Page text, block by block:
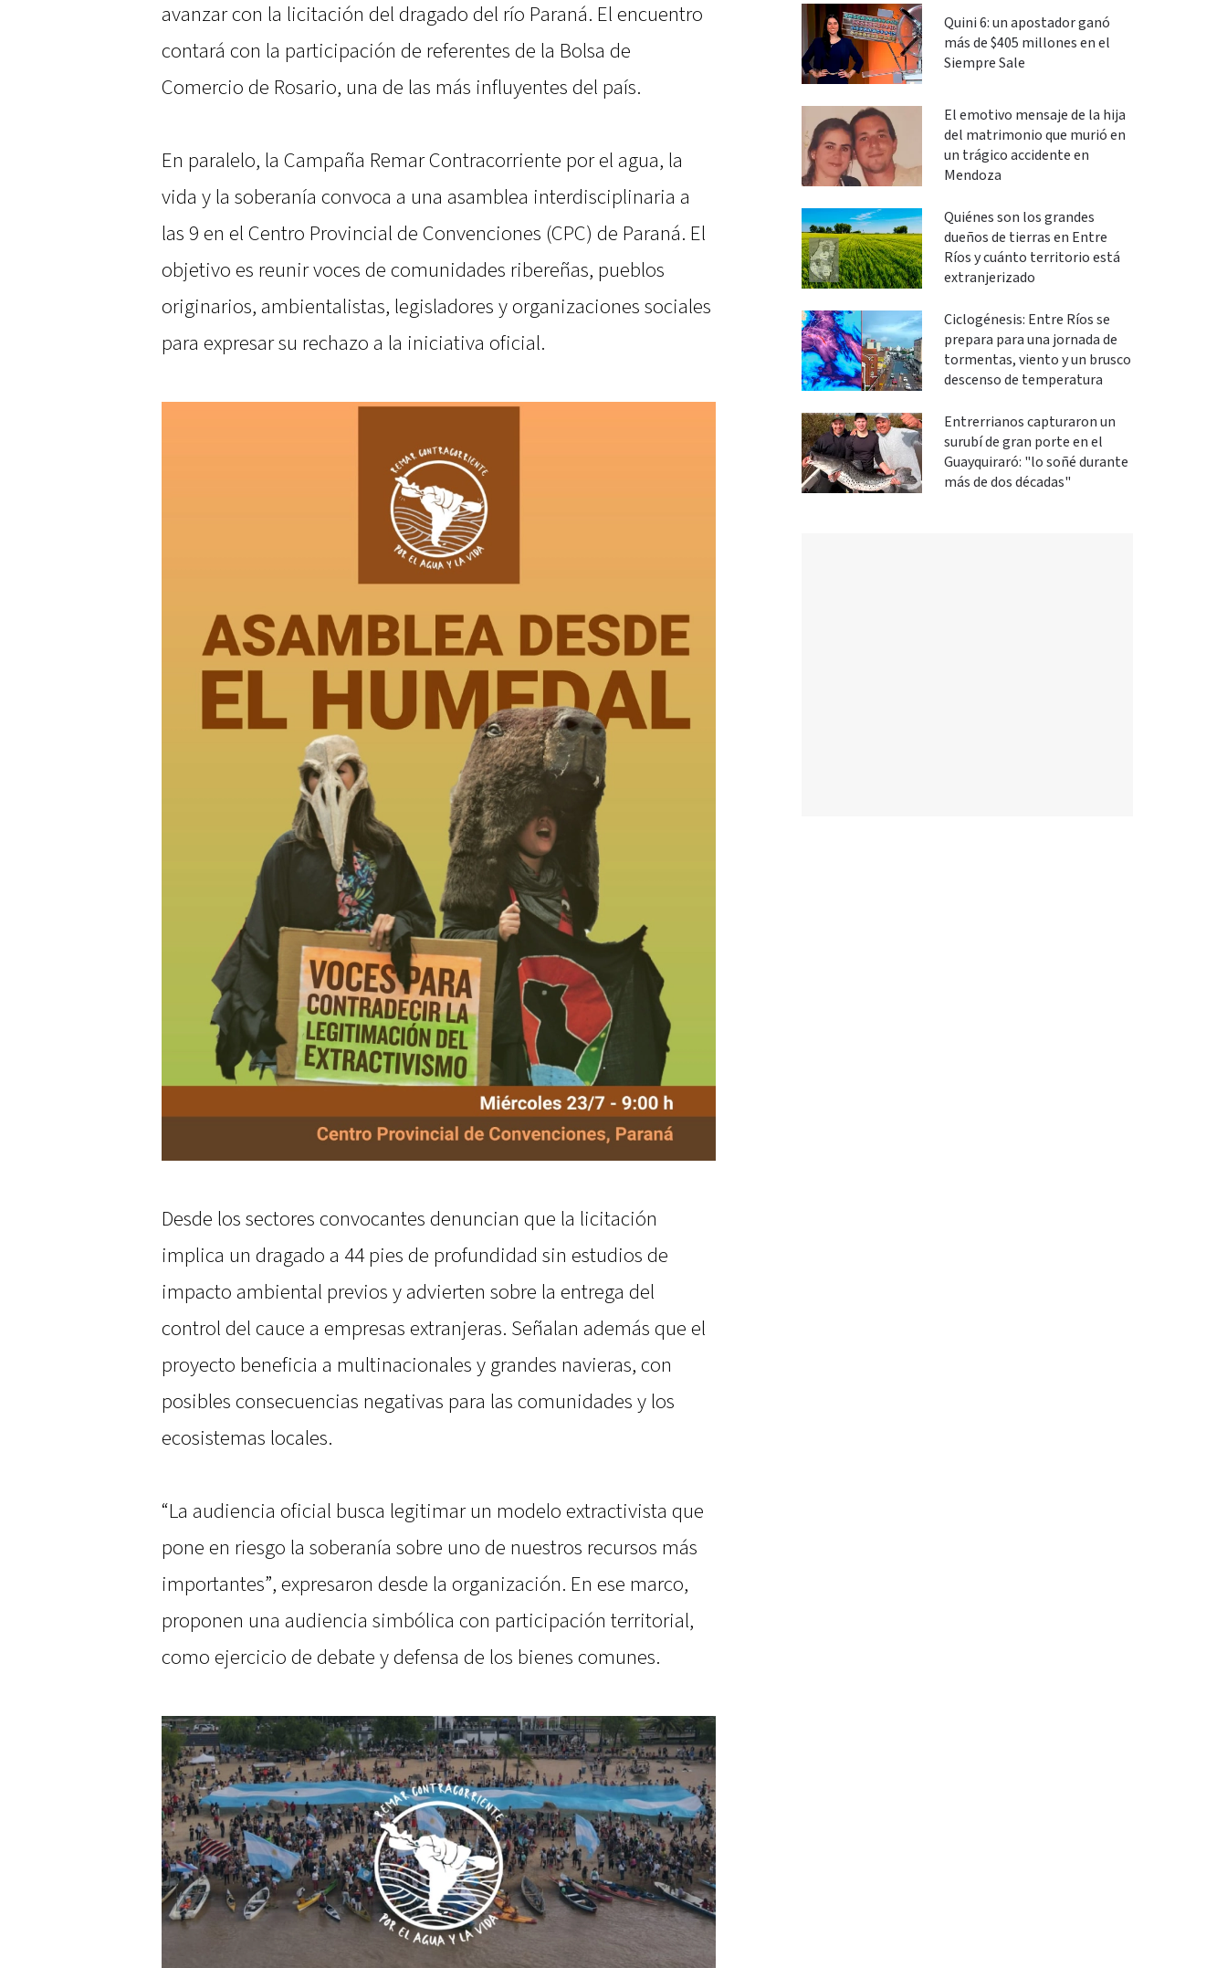
avanzar con la licitación del dragado del río Paraná. El encuentro
contará con la participación de referentes de la Bolsa de
Comercio de Rosario, una de las más influyentes del país.
En paralelo, la Campaña Remar Contracorriente por el agua, la
vida y la soberanía convoca a una asamblea interdisciplinaria a
las 9 en el Centro Provincial de Convenciones (CPC) de Paraná. El
objetivo es reunir voces de comunidades ribereñas, pueblos
originarios, ambientalistas, legisladores y organizaciones sociales
para expresar su rechazo a la iniciativa oficial.
Desde los sectores convocantes denuncian que la licitación
implica un dragado a 44 pies de profundidad sin estudios de
impacto ambiental previos y advierten sobre la entrega del
control del cauce a empresas extranjeras. Señalan además que el
proyecto beneficia a multinacionales y grandes navieras, con
posibles consecuencias negativas para las comunidades y los
ecosistemas locales.
“La audiencia oficial busca legitimar un modelo extractivista que
pone en riesgo la soberanía sobre uno de nuestros recursos más
importantes”, expresaron desde la organización. En ese marco,
proponen una audiencia simbólica con participación territorial,
como ejercicio de debate y defensa de los bienes comunes.
Quini 6: un apostador ganó
más de $405 millones en el
Siempre Sale
El emotivo mensaje de la hija
del matrimonio que murió en
un trágico accidente en
Mendoza
Quiénes son los grandes
dueños de tierras en Entre
Ríos y cuánto territorio está
extranjerizado
Ciclogénesis: Entre Ríos se
prepara para una jornada de
tormentas, viento y un brusco
descenso de temperatura
Entrerrianos capturaron un
surubí de gran porte en el
Guayquiraró: "lo soñé durante
más de dos décadas"